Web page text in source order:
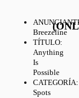
Breezeline
TÍTULO:
Anything
Is
Possible
CATEGORÍA:
Spots